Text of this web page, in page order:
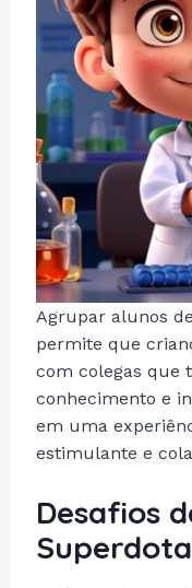
Agrupar alunos
permite que
com colegas que
conhecimento e
em uma
estimulante e
Desafios